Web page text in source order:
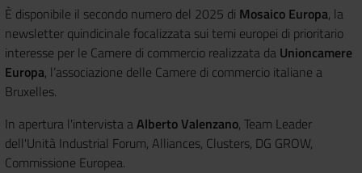
È disponibile il secondo numero del 2025 di Mosaico Europa, la
newsletter quindicinale focalizzata sui temi europei di prioritario
interesse per le Camere di commercio realizzata da Unioncamere
Europa, l’associazione delle Camere di commercio italiane a
Bruxelles.
In apertura l'intervista aAlberto Valenzano, Team Leader
dell'Unità Industrial Forum, Alliances, Clusters, DG GROW,
Commissione Europea.